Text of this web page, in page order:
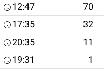
12:47 70
17:35 32
20:35
11
19:31
1